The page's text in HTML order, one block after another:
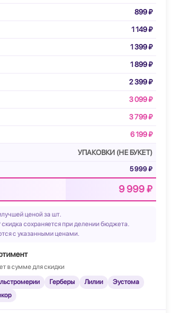
899 ₽
1 149 ₽
1 399 ₽
1 899 ₽
2 399 ₽
3 099 ₽
3 799 ₽
6 199 ₽
УПАКОВКИ (НЕ БУКЕТ)
5 999 ₽
9 999 ₽
ценой за шт.
сохраняется при делении бюджета.
с указанными ценами.
в сумме для скидки
Герберы Лилии
Эустома